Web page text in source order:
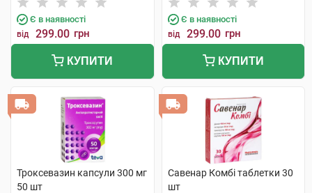
Є в наявності
від 299.00 грн
КУПИТИ
Є в наявності
від 299.00 грн
КУПИТИ
Троксевазин капсули 300 мг
50 шт
Савенар Комбі таблетки 30
шт